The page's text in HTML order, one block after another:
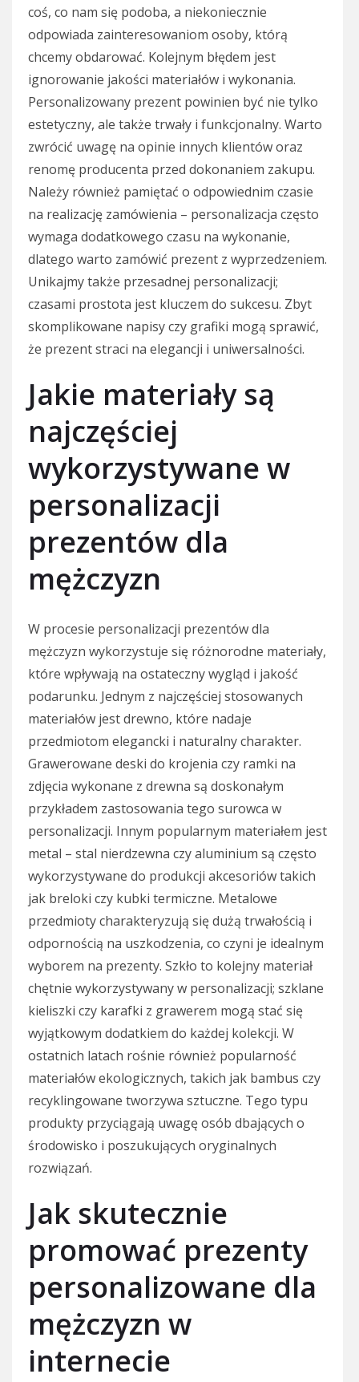
coś, co nam się podoba, a niekoniecznie
odpowiada zainteresowaniom osoby, którą
chcemy obdarować. Kolejnym błędem jest
ignorowanie jakości materiałów i wykonania.
Personalizowany prezent powinien być nie tylko
estetyczny, ale także trwały i funkcjonalny. Warto
zwrócić uwagę na opinie innych klientów oraz
renomę producenta przed dokonaniem zakupu.
Należy również pamiętać o odpowiednim czasie
na realizację zamówienia – personalizacja często
wymaga dodatkowego czasu na wykonanie,
dlatego warto zamówić prezent z wyprzedzeniem.
Unikajmy także przesadnej personalizacji;
czasami prostota jest kluczem do sukcesu. Zbyt
skomplikowane napisy czy grafiki mogą sprawić,
że prezent straci na elegancji i uniwersalności.
Jakie materiały są
najczęściej
wykorzystywane w
personalizacji
prezentów dla
mężczyzn
W procesie personalizacji prezentów dla
mężczyzn wykorzystuje się różnorodne materiały,
które wpływają na ostateczny wygląd i jakość
podarunku. Jednym z najczęściej stosowanych
materiałów jest drewno, które nadaje
przedmiotom elegancki i naturalny charakter.
Grawerowane deski do krojenia czy ramki na
zdjęcia wykonane z drewna są doskonałym
przykładem zastosowania tego surowca w
personalizacji. Innym popularnym materiałem jest
metal – stal nierdzewna czy aluminium są często
wykorzystywane do produkcji akcesoriów takich
jak breloki czy kubki termiczne. Metalowe
przedmioty charakteryzują się dużą trwałością i
odpornością na uszkodzenia, co czyni je idealnym
wyborem na prezenty. Szkło to kolejny materiał
chętnie wykorzystywany w personalizacji; szklane
kieliszki czy karafki z grawerem mogą stać się
wyjątkowym dodatkiem do każdej kolekcji. W
ostatnich latach rośnie również popularność
materiałów ekologicznych, takich jak bambus czy
recyklingowane tworzywa sztuczne. Tego typu
produkty przyciągają uwagę osób dbających o
środowisko i poszukujących oryginalnych
rozwiązań.
Jak skutecznie
promować prezenty
personalizowane dla
mężczyzn w
internecie